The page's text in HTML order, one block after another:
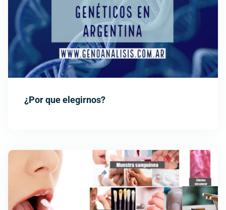
¿Por que elegirnos?